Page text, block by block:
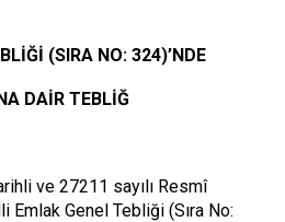
(SIRA NO: 324)’NDE
DAİR TEBLİĞ
ve 27211 sayılı Resmî
Emlak Genel Tebliği (Sıra No: